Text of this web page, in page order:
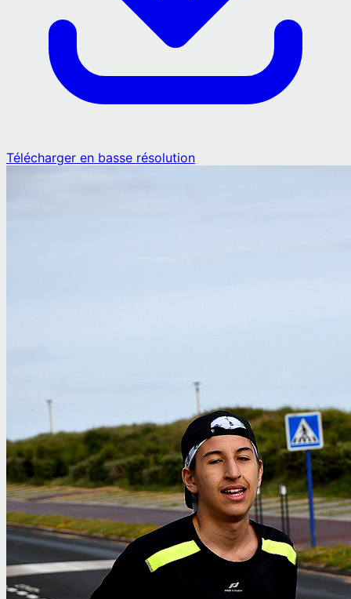
Télécharger en basse résolution